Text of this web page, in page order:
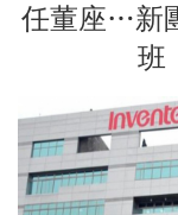
任董座…新
班